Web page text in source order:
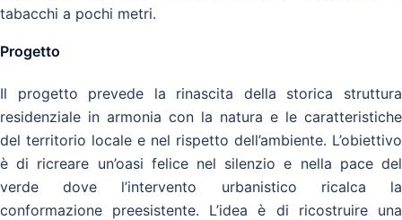
tabacchi a pochi metri.
Progetto
Il progetto prevede la rinascita della storica struttura
residenziale in armonia con la natura e le caratteristiche
del territorio locale e nel rispetto dell’ambiente. L’obiettivo
è di ricreare un’oasi felice nel silenzio e nella pace del
verde dove l’intervento urbanistico ricalca la
conformazione preesistente. L’idea è di ricostruire una